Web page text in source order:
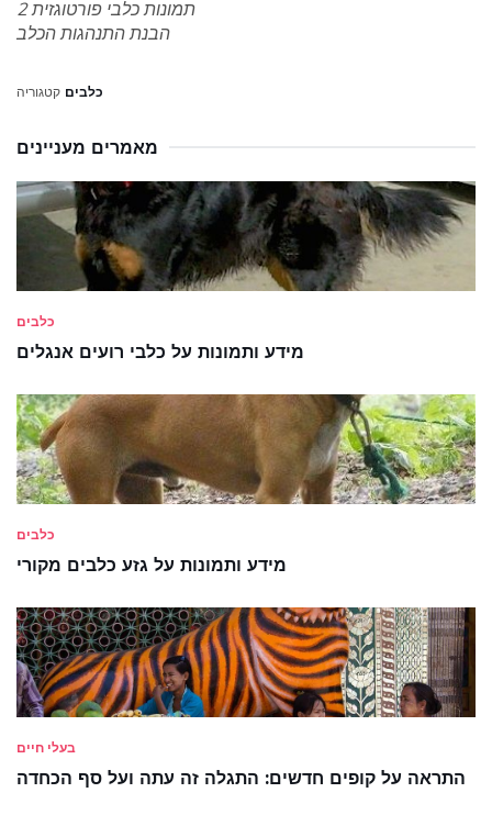
תמונות כלבי פורטוגזית 2
הבנת התנהגות הכלב
קטגוריה כלבים
מאמרים מעניינים
כלבים
מידע ותמונות על כלבי רועים אנגלים
כלבים
מידע ותמונות על גזע כלבים מקורי
בעלי חיים
התראה על קופים חדשים: התגלה זה עתה ועל סף הכחדה